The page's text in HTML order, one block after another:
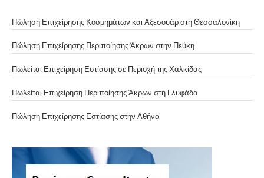
Πώληση Επιχείρησης Κοσμημάτων και Αξεσουάρ στη Θεσσαλονίκη
Πώληση Επιχείρησης Περιποίησης Άκρων στην Πεύκη
Πωλείται Επιχείρηση Εστίασης σε Περιοχή της Χαλκίδας
Πωλείται Επιχείρηση Περιποίησης Άκρων στη Γλυφάδα
Πώληση Επιχείρησης Εστίασης στην Αθήνα